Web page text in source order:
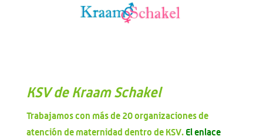
KSV de Kraam Schakel
Trabajamos con más de 20 organizaciones de
atención de maternidad dentro de KSV. El enlace